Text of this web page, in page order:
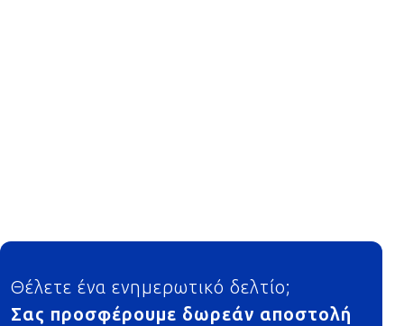
Footer
Θέλετε ένα ενημερωτικό δελτίο;
Σας προσφέρουμε δωρεάν αποστολή